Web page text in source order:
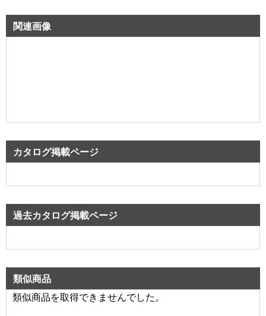
関連画像
カタログ掲載ページ
過去カタログ掲載ページ
類似商品
類似商品を取得できませんでした。